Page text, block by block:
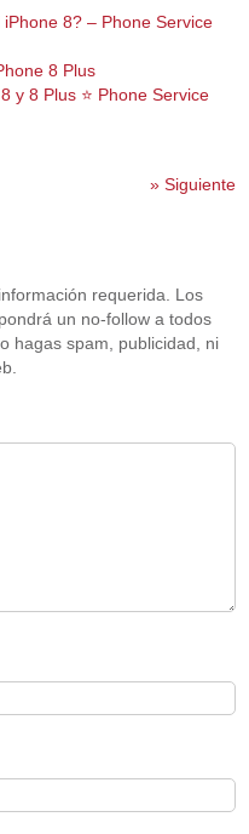
8? – Phone Service
8 Plus
y 8 Plus ⭐ Phone Service
»Siguiente
requerida. Los
un no-follow a todos
hagas spam, publicidad, ni